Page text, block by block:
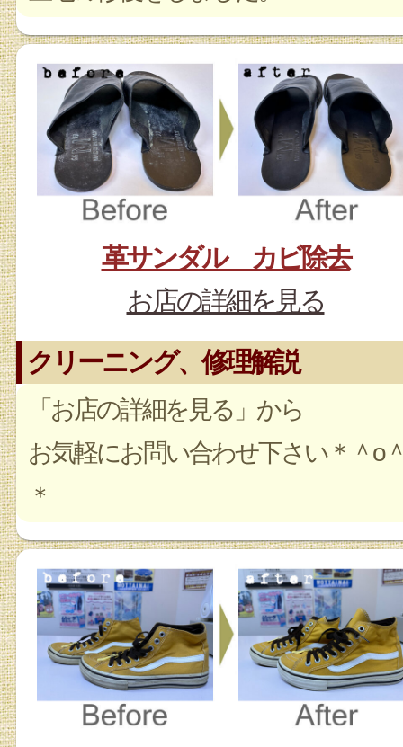
革サンダル カビ除去
お店の詳細を見る
クリーニング、修理解説
「お店の詳細を見る」から
お気軽にお問い合わせ下さい＊＾o
＊